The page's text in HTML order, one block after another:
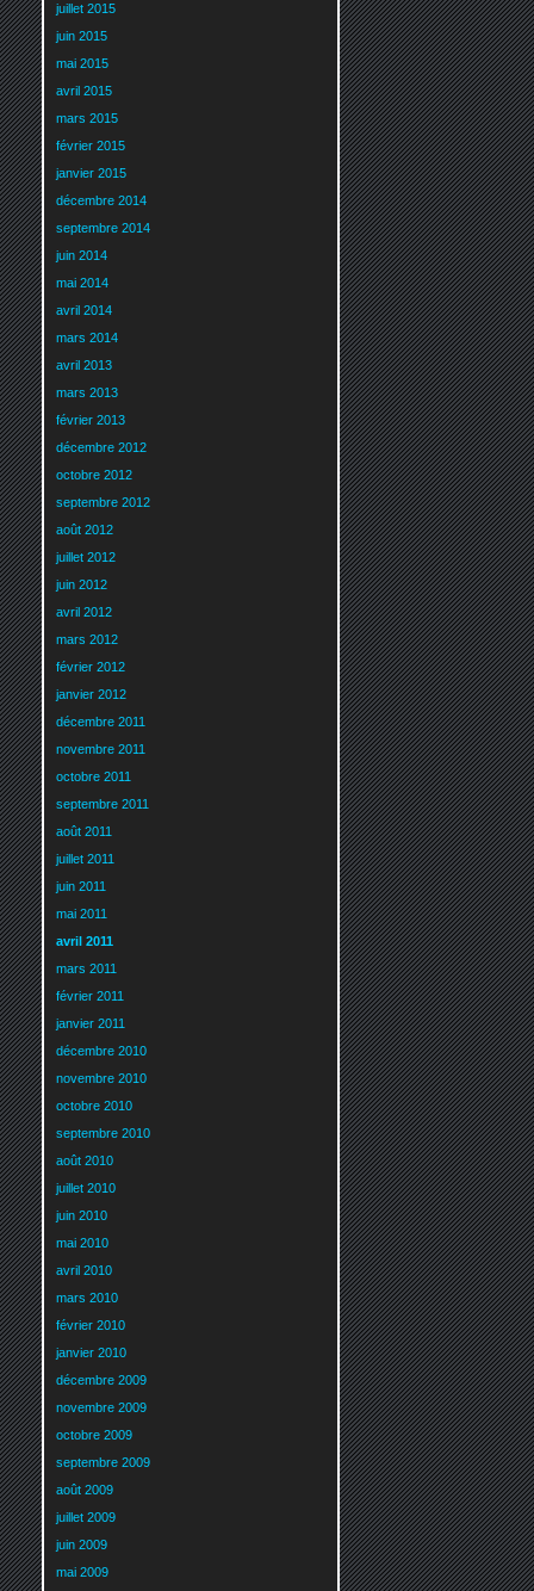
juillet 2015
juin 2015
mai 2015
avril 2015
mars 2015
février 2015
janvier 2015
décembre 2014
septembre 2014
juin 2014
mai 2014
avril 2014
mars 2014
avril 2013
mars 2013
février 2013
décembre 2012
octobre 2012
septembre 2012
août 2012
juillet 2012
juin 2012
avril 2012
mars 2012
février 2012
janvier 2012
décembre 2011
novembre 2011
octobre 2011
septembre 2011
août 2011
juillet 2011
juin 2011
mai 2011
avril 2011
mars 2011
février 2011
janvier 2011
décembre 2010
novembre 2010
octobre 2010
septembre 2010
août 2010
juillet 2010
juin 2010
mai 2010
avril 2010
mars 2010
février 2010
janvier 2010
décembre 2009
novembre 2009
octobre 2009
septembre 2009
août 2009
juillet 2009
juin 2009
mai 2009